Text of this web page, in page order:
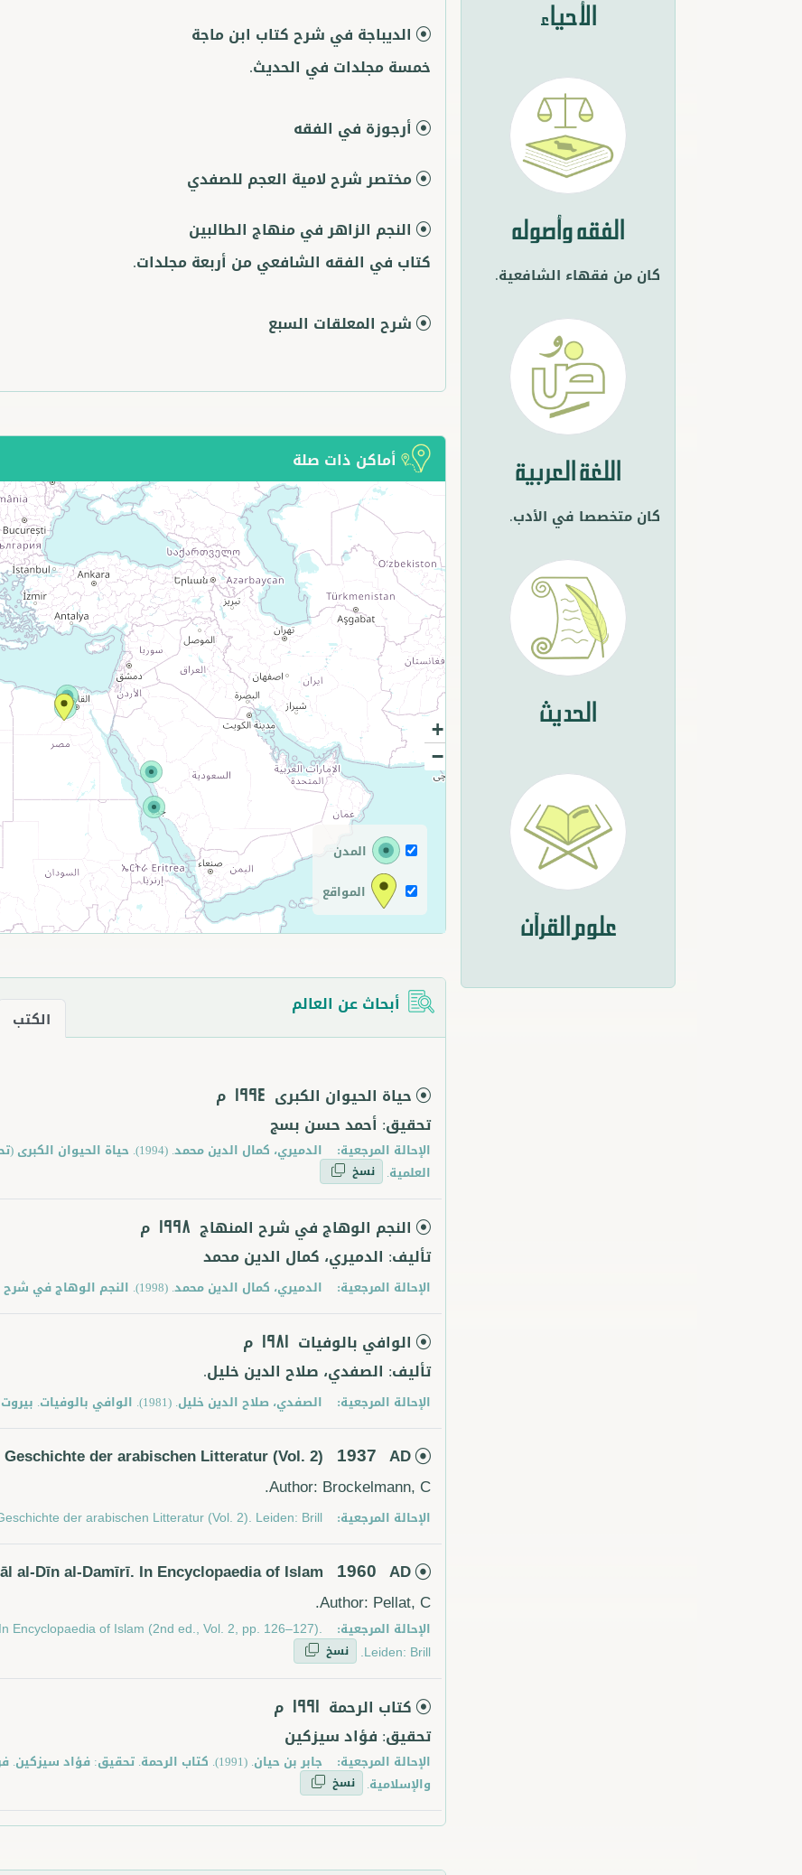
الأحياء
الفقه وأصوله
كان من فقهاء الشافعية.
اللغة العربية
كان متخصصا في الأدب.
الحديث
علوم القرآن
الديباجة في شرح كتاب ابن ماجة
خمسة مجلدات في الحديث.
أرجوزة في الفقه
مختصر شرح لامية العجم للصفدي
النجم الزاهر في منهاج الطالبين
كتاب في الفقه الشافعي من أربعة مجلدات.
شرح المعلقات السبع
أماكن ذات صلة
+
−
المدن
المواقع
أبحاث عن العالم
الكتب
حياة الحيوان الكبرى 1994 م
تحقيق: أحمد حسن بسج
الإحالة المرجعية:
الدميري، كمال الدين محمد. (1994).
العلمية. نسخ
النجم الوهاج في شرح المنهاج 1998 م
تأليف: الدميري، كمال الدين محمد
الإحالة المرجعية: الدميري، كمال الدين محمد. (1998). النجم الوهاج في شرح المنهاج. بيروت: دار الفكر.
الوافي بالوفيات 1981 م
تأليف: الصفدي، صلاح الدين خليل.
الإحالة المرجعية: الصفدي، صلاح الدين خليل. (1981). الوافي بالوفيات. بيروت: دار الثقافة.
Geschichte der arabischen Litteratur (Vol. 2) 1937
AD
Author: Brockelmann, C.
الإحالة المرجعية: der arabischen Litteratur (Vol. 2). Leiden: Brill.
al-Dīn al-Damīrī. In Encyclopaedia of Islam 1960
AD
Author: Pellat, C.
الإحالة المرجعية:
Encyclopaedia of Islam (2nd ed., Vol. 2, pp. 126–127).
Leiden: Brill.
نسخ
كتاب الرحمة 1991 م
تحقيق: فؤاد سيزكين
الإحالة المرجعية:
جابر بن حيان. (1991). كتاب الرحمة. تحقيق: فؤاد
والإسلامية. نسخ